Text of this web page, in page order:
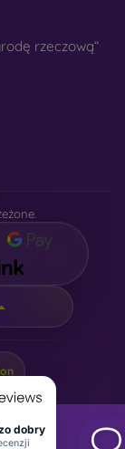
dobry
rzeczową“